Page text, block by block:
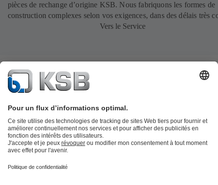
pièces de rechange d’origine KSB. Nous fabriquons les formes de
construction complexes selon vos exigences, dans des délais très
Vers le Service